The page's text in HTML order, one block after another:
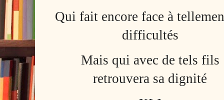
Qui fait encore face à
difficultés
Mais qui avec de tels fils
retrouvera sa dignité